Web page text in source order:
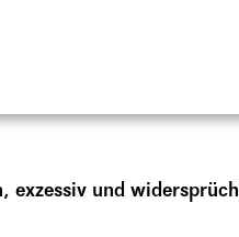
exzessiv und